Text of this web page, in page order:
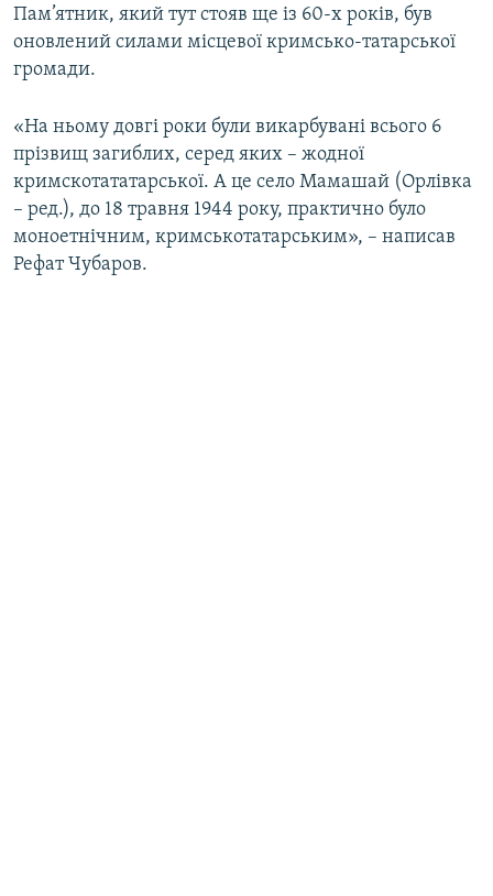
Пам’ятник, який тут стояв ще із 60-х років, був
оновлений силами місцевої кримсько-татарської
громади.
«На ньому довгі роки були викарбувані всього 6
прізвищ загиблих, серед яких – жодної
кримскотататарської. А це село Мамашай (Орлівка
– ред.), до 18 травня 1944 року, практично було
моноетнічним, кримськотатарським», – написав
Рефат Чубаров.